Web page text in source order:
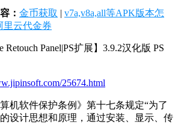
： 金币获取 | v7a,v8a,all等APK版本怎
里云代金券
Retouch Panel|PS扩展】3.9.2汉化版 PS
25674.html
机软件保护条例》第十七条规定“为了
设计思想和原理，通过安装、显示、传